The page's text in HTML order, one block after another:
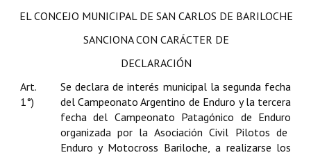
Banca del Vecino - Registro
Reconocimientos - Registro
Bariloche, Municipio intercultural
EL CONCEJO MUNICIPAL DE SAN CARLOS DE BARILOCHE
SANCIONA CON CARÁCTER DE
DECLARACIÓN
Art.
1°)
Se declara de interés municipal la segunda fecha
del Campeonato Argentino de Enduro y la tercera
fecha del Campeonato Patagónico de Enduro
organizada por la Asociación Civil Pilotos de
Enduro y Motocross Bariloche, a realizarse los